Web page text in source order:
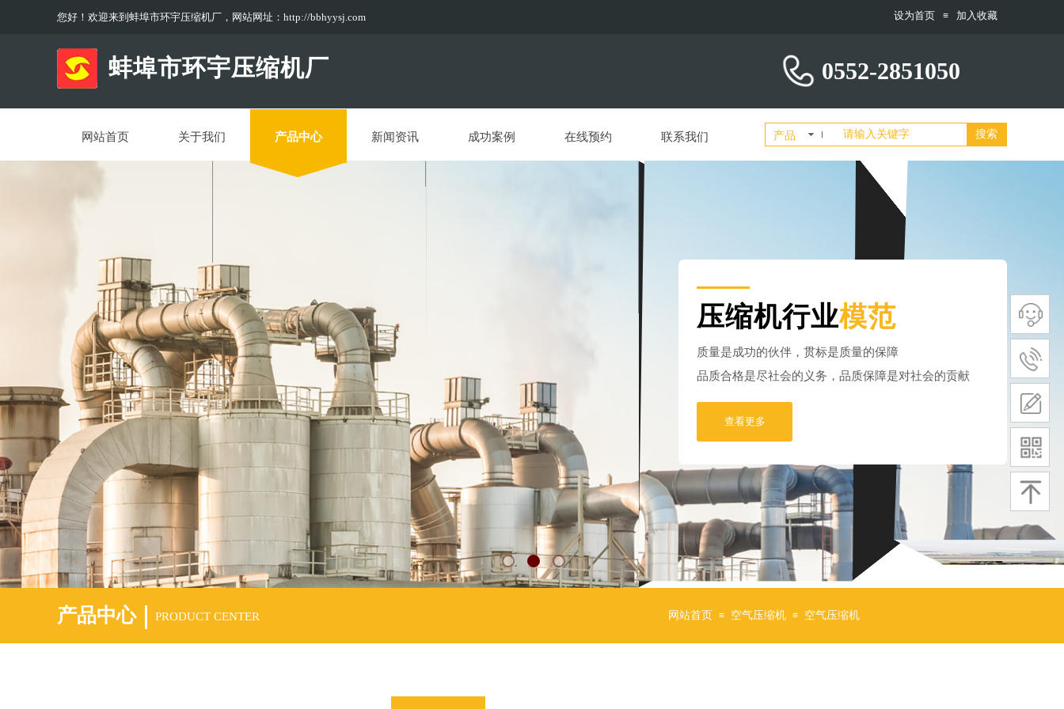
设为首页 ≡ 加入收藏
您好！欢迎来到蚌埠市环宇压缩机厂，网站网址： http://bbhyysj.com
0552-2851050
蚌埠市环宇压缩机厂
网站首页 关于我们 产品中心 新闻资讯 成功案例 在线预约 联系我们 产品 搜索
压缩机行业模范
质量是成功的伙伴，贯标是质量的保障
品质合格是尽社会的义务，品质保障是对社会的贡献
查看更多
PRODUCT CENTER 网站首页 ≡ 空气压缩机 ≡ 空气压缩机
产品中心